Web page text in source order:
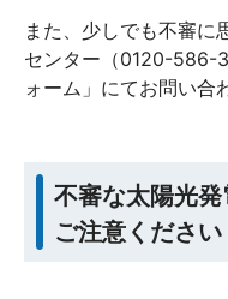
また、少しでも不審に
センター（0120-586-
ォーム」にてお問い合
不審な太陽光
ご注意ください